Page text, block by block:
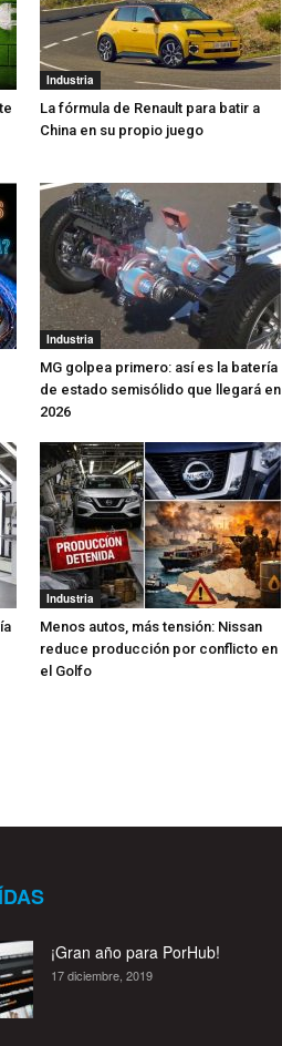
Industria
La fórmula de Renault para batir a
China en su propio juego
Industria
MG golpea primero: así es la batería
de estado semisólido que llegará en
2026
Industria
Menos autos, más tensión: Nissan
reduce producción por conflicto en
el Golfo
¡Gran año para PorHub!
17 diciembre, 2019